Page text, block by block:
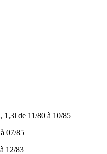
de 11/80 à 10/85
07/85
12/83